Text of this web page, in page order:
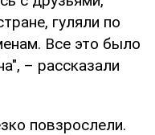
гуляли по
Все это было
– рассказали
повзрослели.